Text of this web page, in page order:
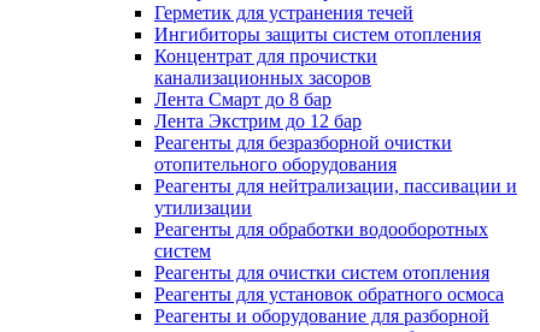
Герметик для устранения течей
Ингибиторы защиты систем отопления
Концентрат для прочистки
канализационных засоров
Лента Смарт до 8 бар
Лента Экстрим до 12 бар
Реагенты для безразборной очистки
отопительного оборудования
Реагенты для нейтрализации, пассивации и
утилизации
Реагенты для обработки водооборотных
систем
Реагенты для очистки систем отопления
Реагенты для установок обратного осмоса
Реагенты и оборудование для разборной